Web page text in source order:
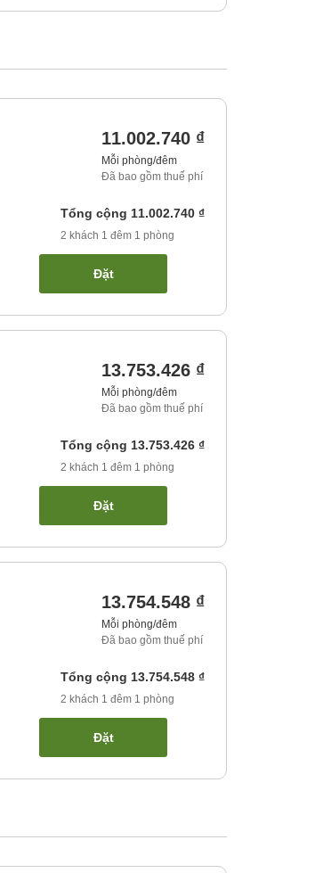
11.002.740 ₫
Mỗi phòng/đêm
Đã bao gồm thuế phí
Tổng cộng 11.002.740 ₫
2 khách 1 đêm 1 phòng
Đặt
13.753.426 ₫
Mỗi phòng/đêm
Đã bao gồm thuế phí
Tổng cộng 13.753.426 ₫
2 khách 1 đêm 1 phòng
Đặt
13.754.548 ₫
Mỗi phòng/đêm
Đã bao gồm thuế phí
Tổng cộng 13.754.548 ₫
2 khách 1 đêm 1 phòng
Đặt